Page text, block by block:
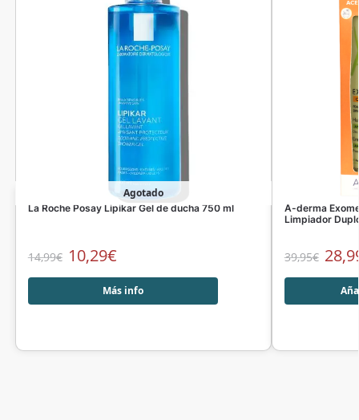
Agotado
La Roche Posay Lipikar Gel de ducha 750 ml
14,99€ 10,29€
Más info
A-derma
Limpiador
39,95€